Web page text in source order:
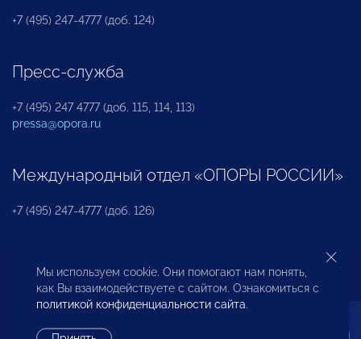
+7 (495) 247-4777 (доб. 124)
Пресс-служба
+7 (495) 247 4777 (доб. 115, 114, 113)
pressa@opora.ru
Международный отдел «ОПОРЫ РОССИИ»
+7 (495) 247-4777 (доб. 126)
Бюро по защите прав предпринимателей и
инвесторов
Мы используем cookie. Они помогают нам понять,
как Вы взаимодействуете с сайтом. Ознакомиться с
политикой конфиденциальности сайта.